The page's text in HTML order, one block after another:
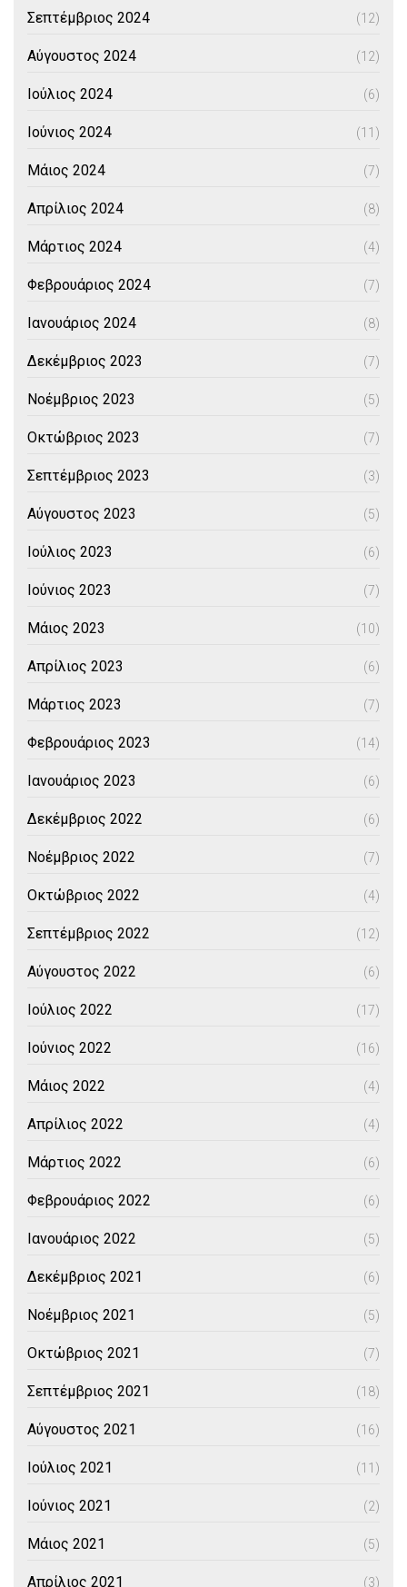
Σεπτέμβριος 2024 (12)
Αύγουστος 2024 (12)
Ιούλιος 2024 (6)
Ιούνιος 2024 (11)
Μάιος 2024 (7)
Απρίλιος 2024 (8)
Μάρτιος 2024 (4)
Φεβρουάριος 2024 (7)
Ιανουάριος 2024 (8)
Δεκέμβριος 2023 (7)
Νοέμβριος 2023 (5)
Οκτώβριος 2023 (7)
Σεπτέμβριος 2023 (3)
Αύγουστος 2023 (5)
Ιούλιος 2023 (6)
Ιούνιος 2023 (7)
Μάιος 2023 (10)
Απρίλιος 2023 (6)
Μάρτιος 2023 (7)
Φεβρουάριος 2023 (14)
Ιανουάριος 2023 (6)
Δεκέμβριος 2022 (6)
Νοέμβριος 2022 (7)
Οκτώβριος 2022 (4)
Σεπτέμβριος 2022 (12)
Αύγουστος 2022 (6)
Ιούλιος 2022 (17)
Ιούνιος 2022 (16)
Μάιος 2022 (4)
Απρίλιος 2022 (4)
Μάρτιος 2022 (6)
Φεβρουάριος 2022 (6)
Ιανουάριος 2022 (5)
Δεκέμβριος 2021 (6)
Νοέμβριος 2021 (5)
Οκτώβριος 2021 (7)
Σεπτέμβριος 2021 (18)
Αύγουστος 2021 (16)
Ιούλιος 2021 (11)
Ιούνιος 2021 (2)
Μάιος 2021 (5)
Απρίλιος 2021 (3)